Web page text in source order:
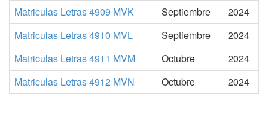
Matriculas Letras 4909 MVK
Septiembre
2024
Matriculas Letras 4910 MVL
Septiembre
2024
Matriculas Letras 4911 MVM
Octubre
2024
Matriculas Letras 4912 MVN
Octubre 2024